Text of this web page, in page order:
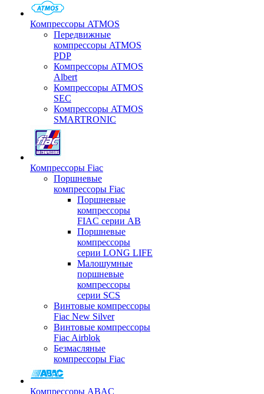
Компрессоры ATMOS
Передвижные
компрессоры ATMOS
PDP
Компрессоры ATMOS
Albert
Компрессоры ATMOS
SEC
Компрессоры ATMOS
SMARTRONIC
Компрессоры Fiac
Поршневые
компрессоры Fiac
Поршневые
компрессоры
FIAC серии AB
Поршневые
компрессоры
серии LONG LIFE
Малошумные
поршневые
компрессоры
серии SCS
Винтовые компрессоры
Fiac New Silver
Винтовые компрессоры
Fiac Airblok
Безмасляные
компрессоры Fiac
Компрессоры ABAC